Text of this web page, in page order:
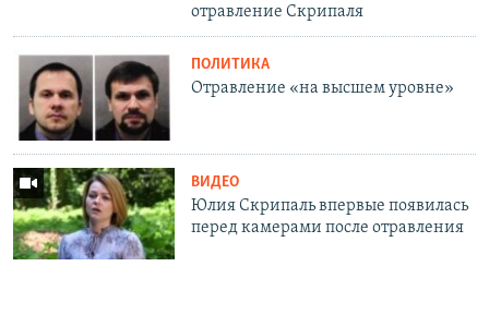
отравление Скрипаля
ПОЛИТИКА
Отравление «на высшем уровне»
ВИДЕО
Юлия Скрипаль впервые появилась
перед камерами после отравления